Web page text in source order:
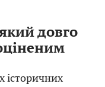
довго
історичних